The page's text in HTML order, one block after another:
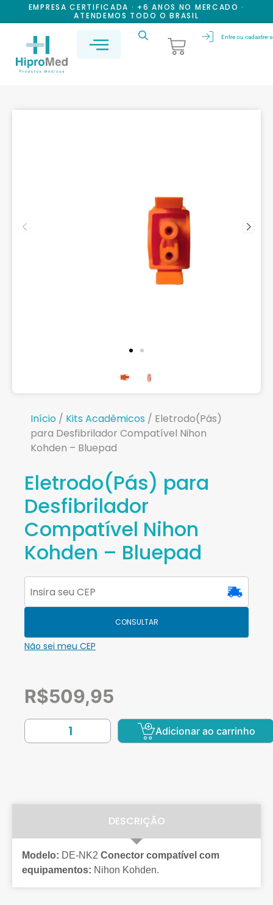
EMPRESA CERTIFICADA · +6 ANOS NO MERCADO ·
ATENDEMOS TODO O BRASIL
Entre ou cadastre-
Início / Kits Acadêmicos / Eletrodo(Pás)
para Desfibrilador Compatível Nihon
Kohden – Bluepad
Eletrodo(Pás) para
Desfibrilador
Compatível Nihon
Kohden – Bluepad
CONSULTAR
Não sei meu CEP
R$509,95
Adicionar ao carrinho
DESCRIÇÃO
Modelo: DE-NK2 Conector compatível com
equipamentos: Nihon Kohden.